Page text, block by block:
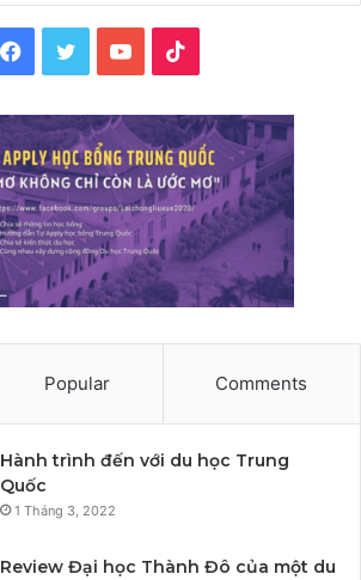
Facebook
TwitterYouTube
Popular Comments
Hành trình đến với du học Trung
Quốc
1 Tháng 3, 2022
Review Đại học Thành Đô của một du